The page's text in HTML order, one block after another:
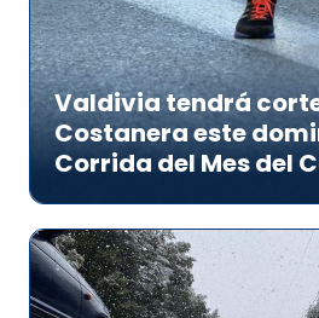
Valdivia tendrá
Costanera este
Corrida del Mes del